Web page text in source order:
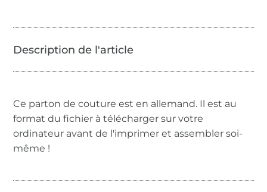
Ce parton de couture est en allemand. Il est au
format du fichier à télécharger sur votre
ordinateur avant de l'imprimer et assembler soi-
même !